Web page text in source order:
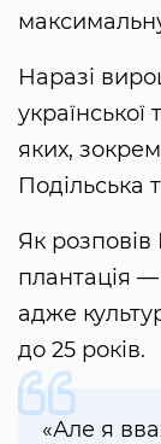
Наразі
української
яких,
Подільська
Як розповів
плантація —
адже
до 25 років.
«Але я